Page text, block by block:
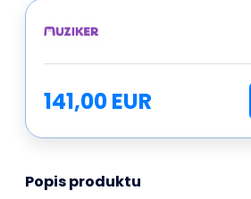
141,00 EUR
Popis produktu